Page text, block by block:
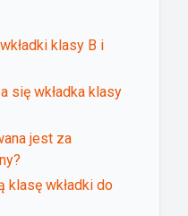
klasy B i
się wkładka klasy
jest za
klasę wkładki do